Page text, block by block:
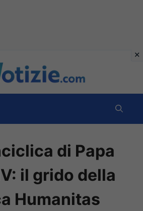
di Papa
il grido della
Humanitas